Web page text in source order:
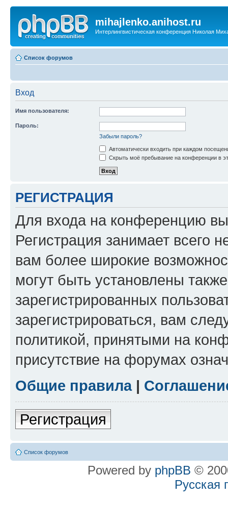
mihajlenko.anihost.ru
Интерлингвистическая конференция Николая
Список форумов
Вход
Имя пользователя:
Пароль:
Забыли пароль?
Автоматически входить при каждом
Скрыть моё пребывание на конференции в
РЕГИСТРАЦИЯ
Для входа на конференцию
Регистрация занимает всего
вам более широкие
могут быть установлены
зарегистрированных
зарегистрироваться, вам
политикой, принятыми на
присутствие на форумах
Общие правила|
Регистрация
Список форумов
Powered by phpBB ©
Русская